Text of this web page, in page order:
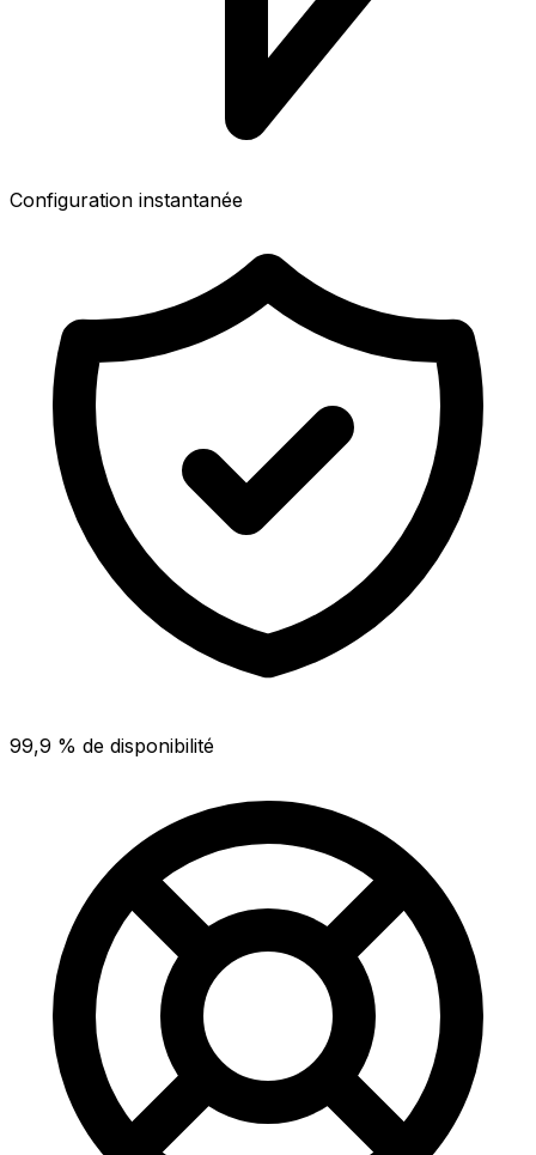
Configuration instantanée
99,9 % de disponibilité